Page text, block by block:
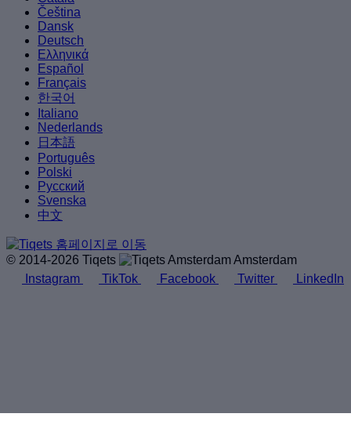
Čeština
Dansk
Deutsch
Ελληνικά
Español
Français
한국어
Italiano
Nederlands
日本語
Português
Polski
Русский
Svenska
中文
© 2014-2026 Tiqets
Amsterdam
Instagram
TikTok Facebook Twitter LinkedIn